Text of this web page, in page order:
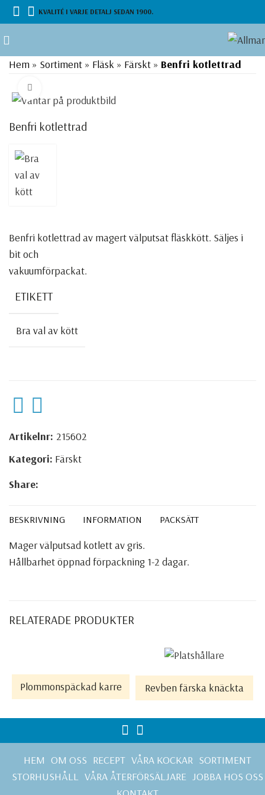
KVALITÉ I VARJE DETALJ SEDAN 1900.
Hem » Sortiment » Fläsk » Färskt » Benfri kotlettrad
Benfri kotlettrad
Benfri kotlettrad av magert välputsat fläskkött. Säljes i
bit och
vakuumförpackat.
ETIKETT
Bra val av kött
Artikelnr: 215602
Kategori: Färskt
Share:
BESKRIVNING INFORMATION PACKSÄTT
Mager välputsad kotlett av gris.
Hållbarhet öppnad förpackning 1-2 dagar.
RELATERADE PRODUKTER
Plommonspäckad karre Revben färska knäckta
HEM OM OSS RECEPT VÅRA KOCKAR SORTIMENT
STORHUSHÅLL
VÅRA ÅTERFÖRSÄLJARE
JOBBA HOS OSS